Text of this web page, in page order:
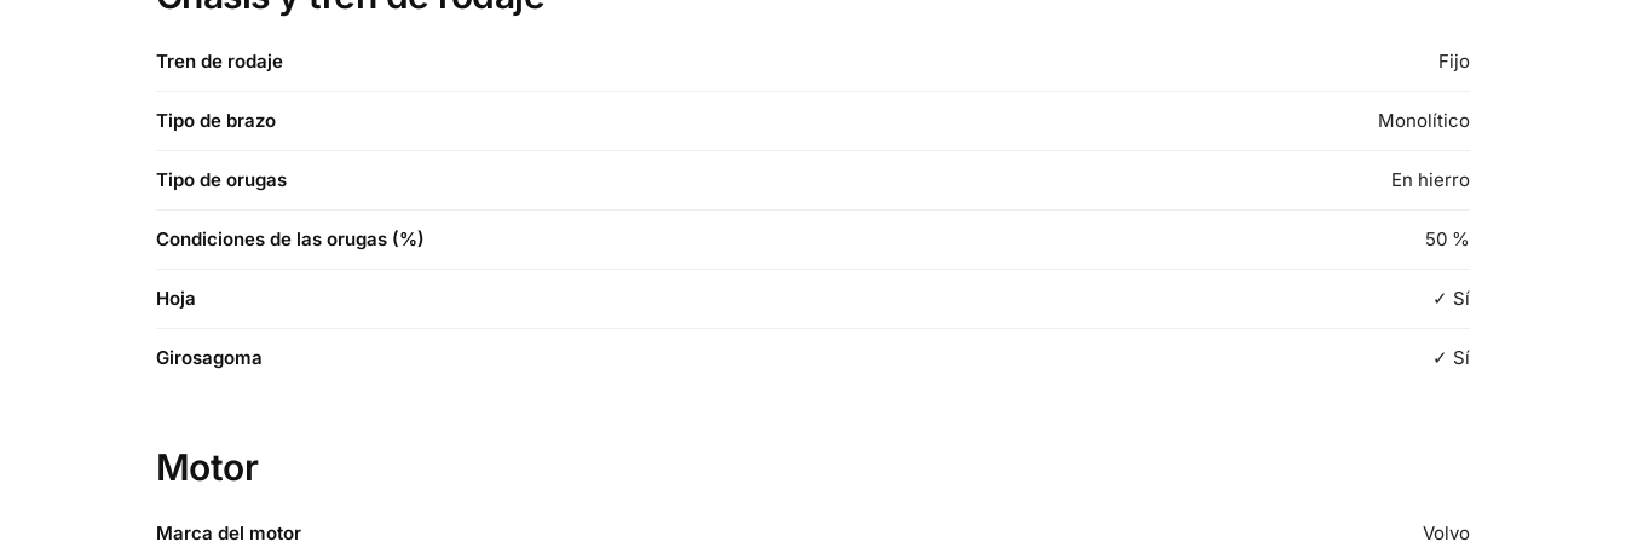
Tren de rodaje Fijo
Tipo de brazo Monolítico
Tipo de orugas En hierro
Condiciones de las orugas (%) 50 %
Hoja ✓ Sí
Girosagoma ✓ Sí
Motor
Marca del motor Volvo